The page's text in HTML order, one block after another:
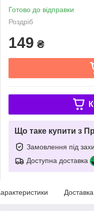
Готово до відправки
Роздріб
149 ₴
Що таке купити з
Замовлення під
Доступна доставка
Доставка